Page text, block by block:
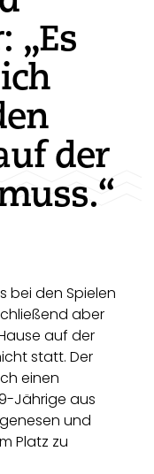
„Es
der
bei den Spielen
aber
auf der
statt. Der
einen
Jährige aus
und
Platz zu